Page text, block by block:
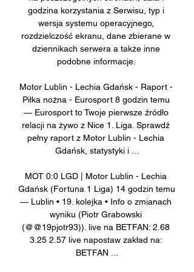
godzina korzystania z Serwisu, typ i
wersja systemu operacyjnego,
rozdzielczość ekranu, dane zbierane w
dziennikach serwera a także inne
podobne informacje.
Motor Lublin - Lechia Gdańsk - Raport -
Piłka nożna - Eurosport 8 godzin temu
— Eurosport to Twoje pierwsze źródło
relacji na żywo z Nice 1. Liga. Sprawdź
pełny raport z Motor Lublin - Lechia
Gdańsk, statystyki i ...
MOT 0:0 LGD | Motor Lublin - Lechia
Gdańsk (Fortuna 1 Liga) 14 godzin temu
— Lublin • 19. kolejka • Info o zmianach
wyniku (Piotr Grabowski
(@@19pjotr93)). live na BETFAN: 2.68
3.25 2.57 live napostaw zakład na:
BETFAN ...